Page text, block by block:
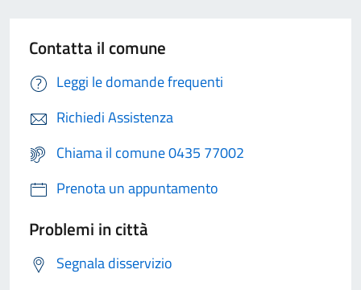
Contatta il comune
Leggi le domande frequenti
Richiedi Assistenza
Chiama il comune 0435 77002
Prenota un appuntamento
Problemi in città
Segnala disservizio